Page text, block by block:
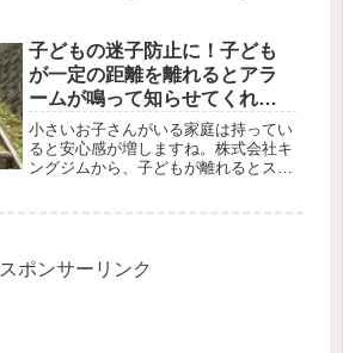
ウスバイサウスウェスト）で発表され
ました。
子どもの迷子防止に！子ども
が一定の距離を離れるとアラ
ームが鳴って知らせてくれる
『デジタルまいごひも』
小さいお子さんがいる家庭は持ってい
ると安心感が増しますね。株式会社キ
ングジムから、子どもが離れるとスマ
スポンサーリンク